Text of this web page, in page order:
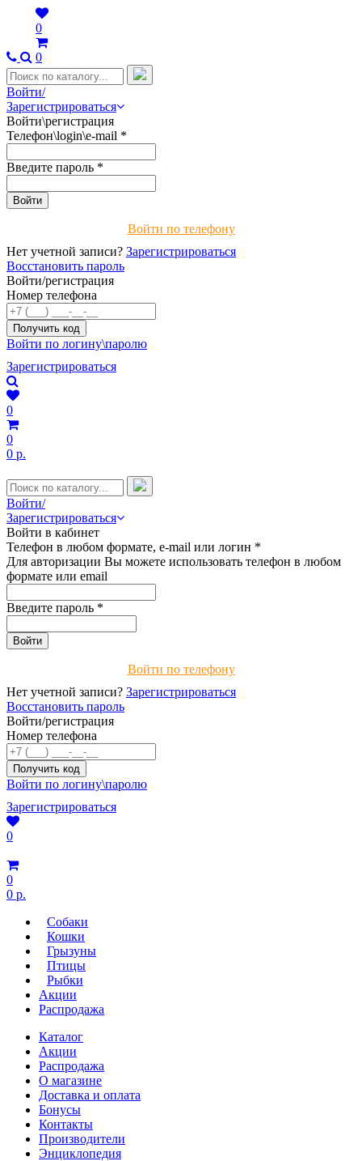
0
0
Войти/
Зарегистрироваться
Войти\регистрация
Телефон\login\e-mail *
Введите пароль *
Войти по телефону
Нет учетной записи? Зарегистрироваться
Восстановить пароль
Войти/регистрация
Номер телефона
Войти по логину\паролю
Зарегистрироваться
0
0
0 р.
Войти/
Зарегистрироваться
Войти в кабинет
Телефон в любом формате, e-mail или логин *
Для авторизации Вы можете использовать телефон в любом
формате или email
Введите пароль *
Войти по телефону
Нет учетной записи? Зарегистрироваться
Восстановить пароль
Войти/регистрация
Номер телефона
Войти по логину\паролю
Зарегистрироваться
0
0
0 р.
Собаки
Кошки
Грызуны
Птицы
Рыбки
Акции
Распродажа
Каталог
Акции
Распродажа
О магазине
Доставка и оплата
Бонусы
Контакты
Производители
Энциклопедия